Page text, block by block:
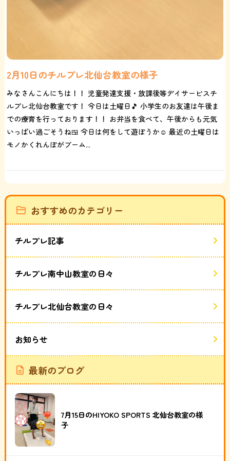
2月10日のチルプレ北仙台教室の様子
みなさんこんにちは！！ 児童発達支援・放課後等デイサービスチ
ルプレ北仙台教室です！ 今日は土曜日🎵 小学生のお友達は午後ま
での療育を行っております！！ お弁当を食べて、午後からも元気
いっぱい過ごそうね🍱 今日は何をして遊ぼうか☺️ 最近の土曜日は
モノかくれんぼがブーム...
おすすめのカテゴリー
チルプレ記事
チルプレ南中山教室の日々
チルプレ北仙台教室の日々
お知らせ
最新のブログ
7月15日のHIYOKO SPORTS 北仙台教室の様
子